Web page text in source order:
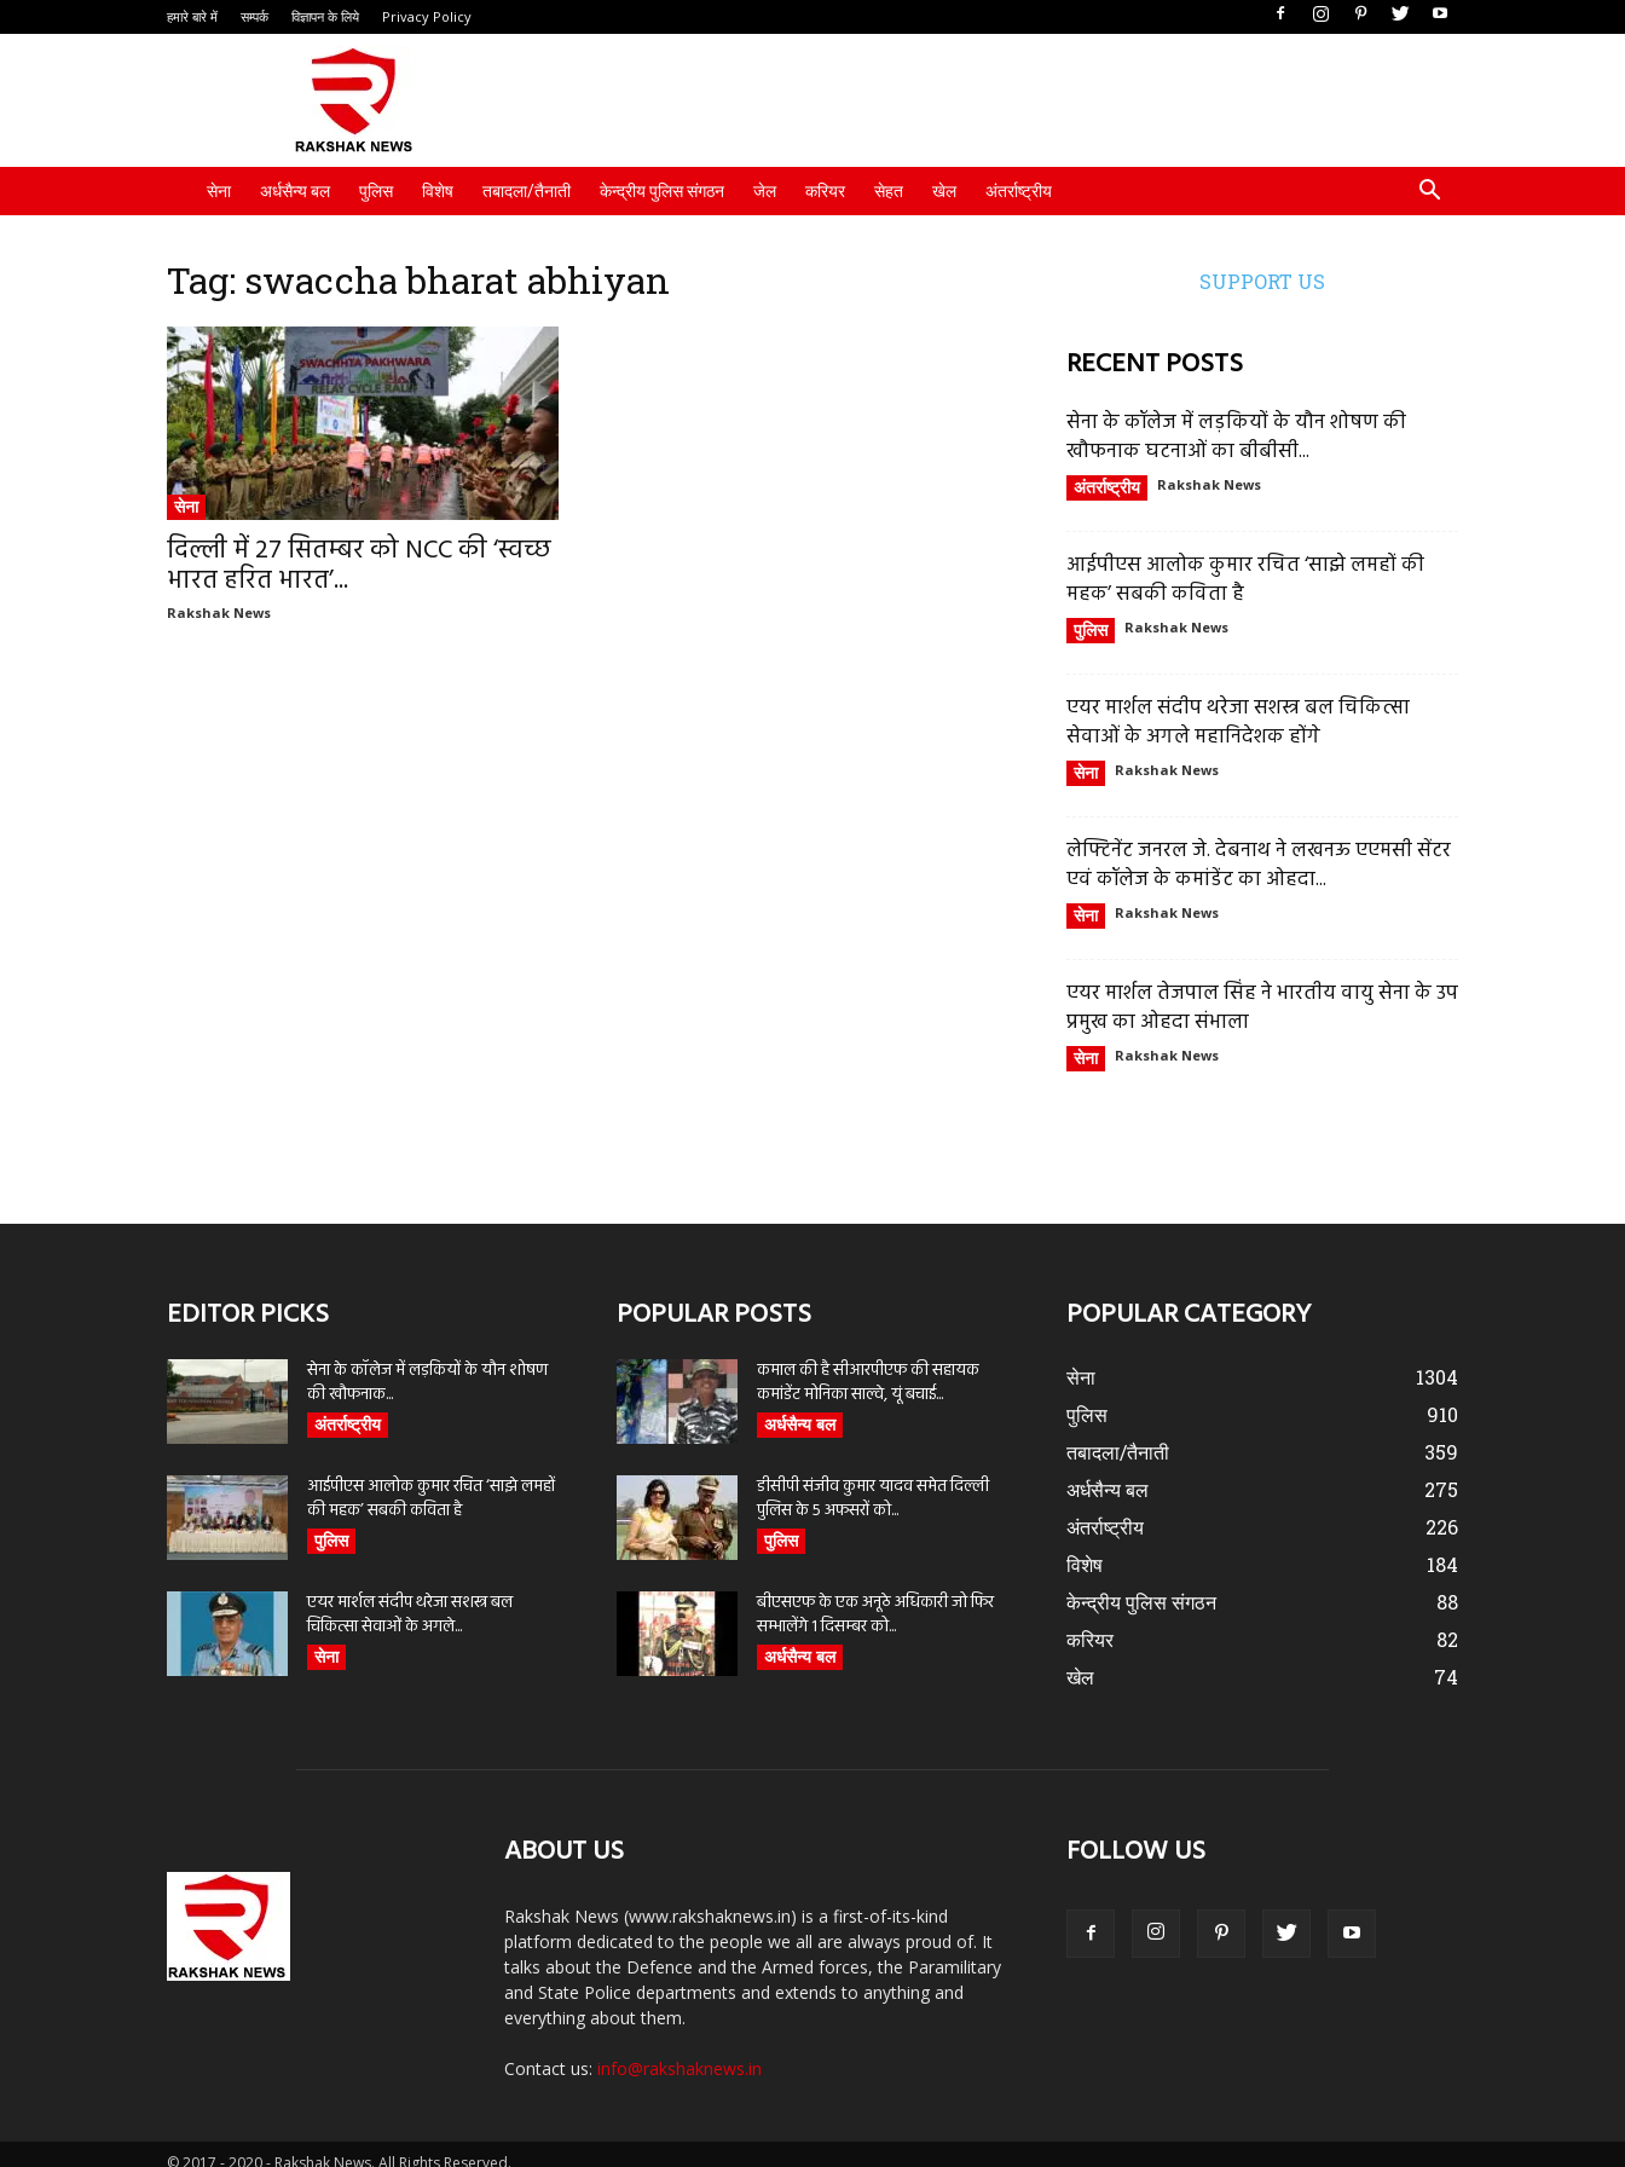
हमारे बारे में सम्पर्क विज्ञापन के लिये Privacy Policy
सेना अर्धसैन्य बल पुलिस विशेष तबादला/तैनाती केन्द्रीय पुलिस संगठन जेल करियर सेहत खेल अंतर्राष्ट्रीय
Tag: swaccha bharat abhiyan
सेना
दिल्ली में 27 सितम्बर को NCC की ‘स्वच्छ
भारत हरित भारत’...
Rakshak News
SUPPORT US
RECENT POSTS
सेना के कॉलेज में लड़कियों के यौन शोषण की
खौफनाक घटनाओं का बीबीसी...
अंतर्राष्ट्रीय Rakshak News
आईपीएस आलोक कुमार रचित ‘साझे लमहों की
महक’ सबकी कविता है
पुलिस Rakshak News
एयर मार्शल संदीप थरेजा सशस्त्र बल चिकित्सा
सेवाओं के अगले महानिदेशक होंगे
सेना Rakshak News
लेफ्टिनेंट जनरल जे. देबनाथ ने लखनऊ एएमसी सेंटर
एवं कॉलेज के कमांडेंट का ओहदा...
सेना Rakshak News
एयर मार्शल तेजपाल सिंह ने भारतीय वायु सेना के उप
प्रमुख का ओहदा संभाला
सेना Rakshak News
EDITOR PICKS
सेना के कॉलेज में लड़कियों के यौन शोषण
की खौफनाक...
अंतर्राष्ट्रीय
आईपीएस आलोक कुमार रचित ‘साझे लमहों
की महक’ सबकी कविता है
पुलिस
एयर मार्शल संदीप थरेजा सशस्त्र बल
चिकित्सा सेवाओं के अगले...
सेना
POPULAR POSTS
कमाल की है सीआरपीएफ की सहायक
कमांडेंट मोनिका साल्वे, यूं बचाई...
अर्धसैन्य बल
डीसीपी संजीव कुमार यादव समेत दिल्ली
पुलिस के 5 अफसरों को...
पुलिस
बीएसएफ के एक अनूठे अधिकारी जो फिर
सम्भालेंगे 1 दिसम्बर को...
अर्धसैन्य बल
POPULAR CATEGORY
सेना
1304
पुलिस
910
तबादला/तैनाती
359
अर्धसैन्य बल
275
अंतर्राष्ट्रीय
226
विशेष
184
केन्द्रीय पुलिस संगठन
88
करियर
82
खेल
74
ABOUT US
Rakshak News (www.rakshaknews.in) is a first-of-its-kind
platform dedicated to the people we all are always proud of. It
talks about the Defence and the Armed forces, the Paramilitary
and State Police departments and extends to anything and
everything about them.
Contact us: info@rakshaknews.in
FOLLOW US
© 2017 - 2020 - Rakshak News. All Rights Reserved.